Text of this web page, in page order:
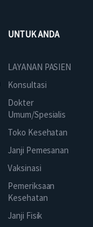
UNTUK ANDA
LAYANAN PASIEN
Konsultasi
Dokter
Umum/Spesialis
Toko Kesehatan
Janji Pemesanan
Vaksinasi
Pemeriksaan
Kesehatan
Janji Fisik